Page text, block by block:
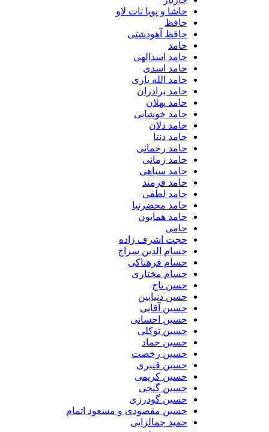
حاشا و پویا تات لاو
حافظ
حافظ آهودشتی
حامد
حامد اسدالهی
حامد اسدی
حامد الله یاری
حامد برادران
حامد پهلان
حامد خوشابی
حامد دلان
حامد دنتا
حامد رحمانی
حامد زمانی
حامد سیاهی
حامد فرمند
حامد لطفی
حامد محضرنیا
حامد همایون
حامی
حجت اشرف زاده
حسام الدین سراج
حسام فرهناکی
حسام مختاری
حسن تاج
حسن دنیابین
حسین آقایی
حسین احسانی
حسین توکلی
حسین حماد
حسین رخصت
حسین قنبری
حسین کریمی
حسین گنجی
حسین گودرزی
حسین مقصودی و مسعود اتمام
حمید جمالزایی